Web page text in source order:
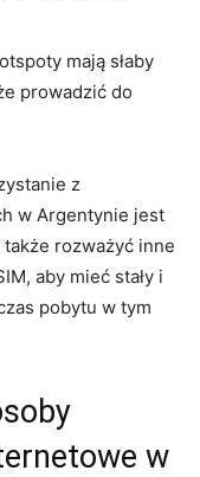
mają słaby
prowadzić do
z
w Argentynie jest
rozważyć inne
aby mieć stały i
pobytu w tym
w